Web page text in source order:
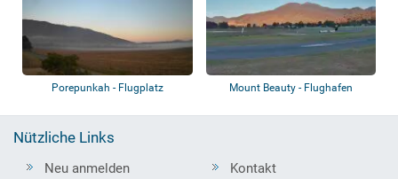
Porepunkah - Flugplatz Mount Beauty - Flughafen
Nützliche Links
Neu anmelden
Kontakt